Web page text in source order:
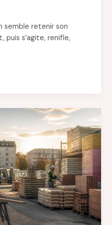
semble retenir son
s’agite, renifle,